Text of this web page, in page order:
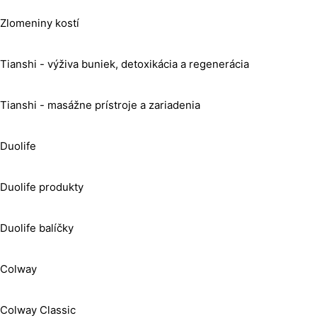
Zlomeniny kostí
Tianshi - výživa buniek, detoxikácia a regenerácia
Tianshi - masážne prístroje a zariadenia
Duolife
Duolife produkty
Duolife balíčky
Colway
Colway Classic